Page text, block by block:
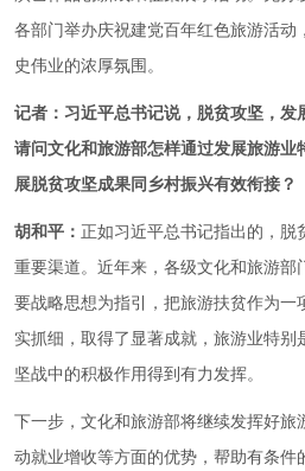
各部门举办庆祝建党百年红色旅游活动
史伟业的浓厚氛围。
记者：习近平总书记说，脱贫攻坚，发
请问文化和旅游部怎样通过发展旅游业
展脱贫攻坚成果同乡村振兴有效衔接？
胡和平： 正如习近平总书记指出的，脱
重要渠道。近年来，各级文化和旅游部
要战略思想为指引，把旅游扶贫作为一
实抓细，取得了显著成就，旅游业特别
坚战中的积极作用得到有力发挥。
下一步，文化和旅游部将继续发挥好旅
动就业增收等方面的优势，帮助有条件